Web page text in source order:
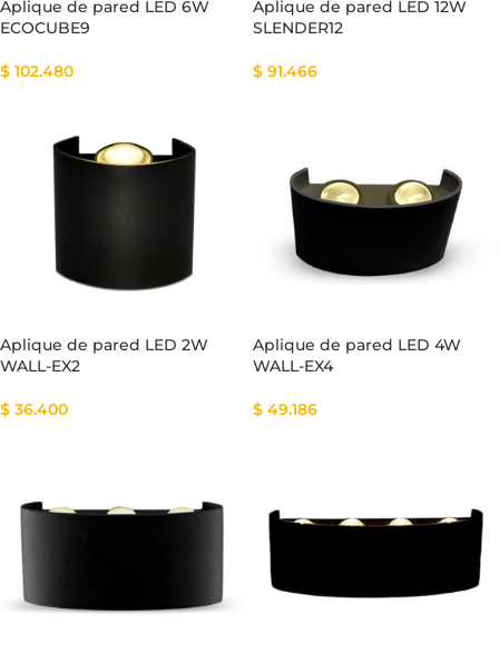
Aplique de pared LED 6W
ECOCUBE9
$ 102.480
Aplique de pared LED 12W
SLENDER12
$ 91.466
Aplique de pared LED 2W
WALL-EX2
$ 36.400
Aplique de pared LED 4W
WALL-EX4
$ 49.186